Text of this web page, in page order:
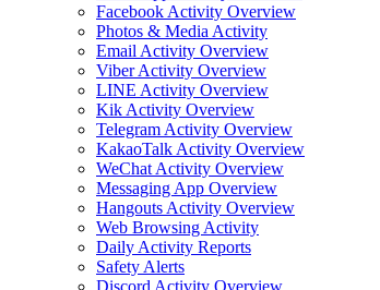
Facebook Activity Overview
Photos & Media Activity
Email Activity Overview
Viber Activity Overview
LINE Activity Overview
Kik Activity Overview
Telegram Activity Overview
KakaoTalk Activity Overview
WeChat Activity Overview
Messaging App Overview
Hangouts Activity Overview
Web Browsing Activity
Daily Activity Reports
Safety Alerts
Discord Activity Overview